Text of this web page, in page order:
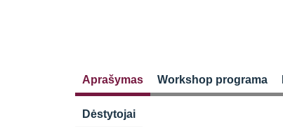
Aprašymas Workshop programa
Dėstytojai